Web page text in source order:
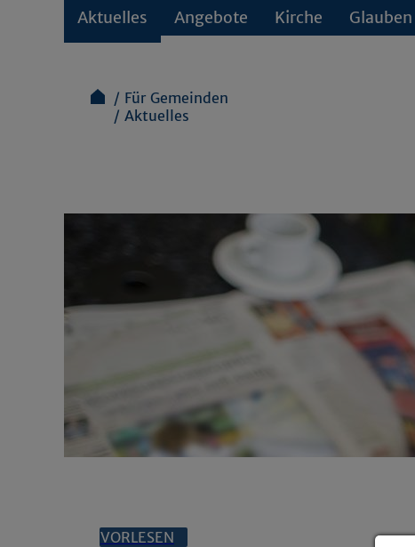
Aktuelles Angebote Kirche Glauben
Für Gemeinden
Aktuelles
VORLESEN